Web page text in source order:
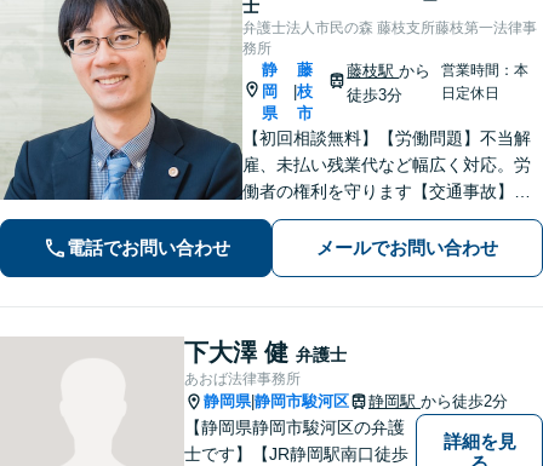
士
弁護士法人市民の森 藤枝支所藤枝第一法律事
務所
静
岡
県
藤
枝
市
藤枝駅から
徒歩3分
営業時間：本
日定休日
【初回相談無料】【労働問題】不当解
雇、未払い残業代など幅広く対応。労
働者の権利を守ります【交通事故】保
険会社との交渉もお任せ。事故後の不
安な気持ちに寄り添う丁寧な対応【男
女問題】シングルマザーの法律相談は
電話でお問い合わせ メールでお問い合わせ
下大澤 健 弁護士
あおば法律事務所
静岡県|静岡市駿河区 静岡駅 から徒歩2分
【静岡県静岡市駿河区の弁護
士です】【JR静岡駅南口徒歩
詳細を見